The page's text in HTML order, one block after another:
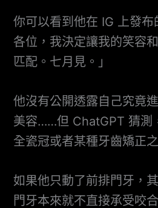
你可以看到他在 IG 上發
各位，我決定讓我的笑容
匹配。七月見。」
他沒有公開透露自己究竟
美容……但 ChatGPT 猜測
全瓷冠或者某種牙齒矯正
如果他只動了前排門牙，
門牙本來就不直接承受咬